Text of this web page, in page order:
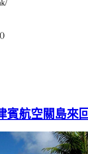
)
賓航空關島來